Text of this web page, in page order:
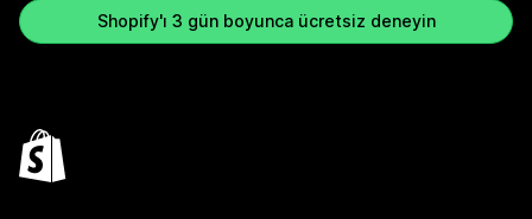
Shopify'ı 3 gün boyunca ücretsiz deneyin